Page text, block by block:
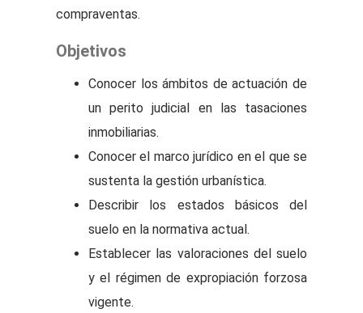
compraventas.
Objetivos
Conocer los ámbitos de actuación de
un perito judicial en las tasaciones
inmobiliarias.
Conocer el marco jurídico en el que se
sustenta la gestión urbanística.
Describir los estados básicos del
suelo en la normativa actual.
Establecer las valoraciones del suelo
y el régimen de expropiación forzosa
vigente.